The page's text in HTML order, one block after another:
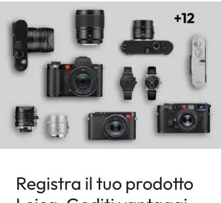
Registra il tuo prodotto